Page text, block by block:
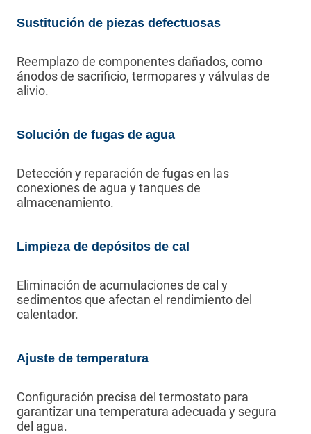
Sustitución de piezas defectuosas
Reemplazo de componentes dañados, como
ánodos de sacrificio, termopares y válvulas de
alivio.
Solución de fugas de agua
Detección y reparación de fugas en las
conexiones de agua y tanques de
almacenamiento.
Limpieza de depósitos de cal
Eliminación de acumulaciones de cal y
sedimentos que afectan el rendimiento del
calentador.
Ajuste de temperatura
Configuración precisa del termostato para
garantizar una temperatura adecuada y segura
del agua.